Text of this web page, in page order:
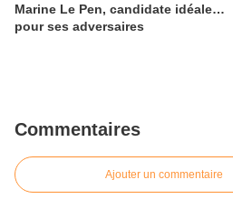
Marine Le Pen, candidate idéale…
pour ses adversaires
Commentaires
Ajouter un commentaire